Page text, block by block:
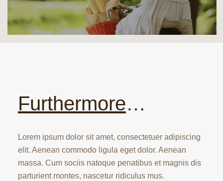
Furthermore…
Lorem ipsum dolor sit amet, consectetuer adipiscing
elit. Aenean commodo ligula eget dolor. Aenean
massa. Cum sociis natoque penatibus et magnis dis
parturient montes, nascetur ridiculus mus.